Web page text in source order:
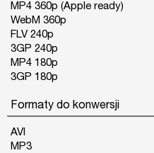
MP4 360p (Apple ready)
WebM 360p
FLV 240p
3GP 240p
MP4 180p
3GP 180p
Formaty do konwersji
AVI
MP3